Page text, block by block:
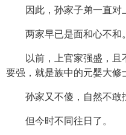
因此，孙家子弟一直对
两家早已是面和心不和。
以前，上官家强盛，且
要强，就是族中的元婴大修
孙家又不傻，自然不敢
但今时不同往日了。